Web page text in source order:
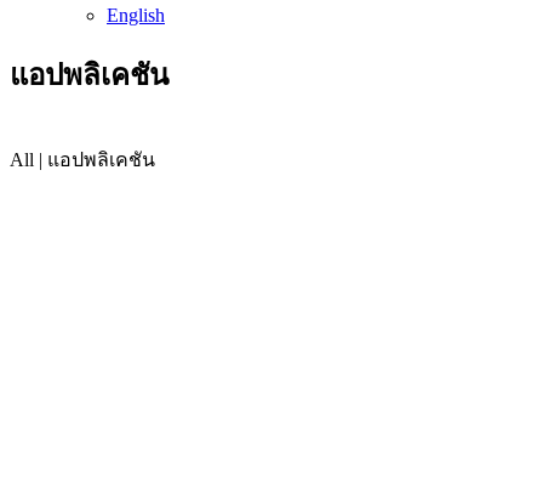
English
แอปพลิเคชัน
All | แอปพลิเคชัน